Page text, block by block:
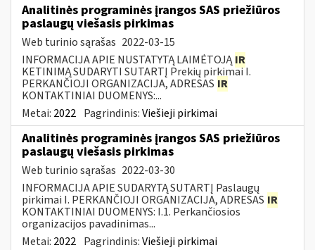
Analitinės programinės įrangos SAS priežiūros
paslaugų viešasis pirkimas
Web turinio sąrašas 2022-03-15
INFORMACIJA APIE NUSTATYTĄ LAIMĖTOJĄIR
KETINIMĄ SUDARYTI SUTARTĮ Prekių pirkimai I.
PERKANČIOJI ORGANIZACIJA, ADRESAS IR
KONTAKTINIAI DUOMENYS:...
Metai: 2022 Pagrindinis:Viešieji pirkimai
Analitinės programinės įrangos SAS priežiūros
paslaugų viešasis pirkimas
Web turinio sąrašas 2022-03-30
INFORMACIJA APIE SUDARYTĄ SUTARTĮ Paslaugų
pirkimai I. PERKANČIOJI ORGANIZACIJA, ADRESAS IR
KONTAKTINIAI DUOMENYS: I.1. Perkančiosios
organizacijos pavadinimas...
Metai: 2022 Pagrindinis:Viešieji pirkimai